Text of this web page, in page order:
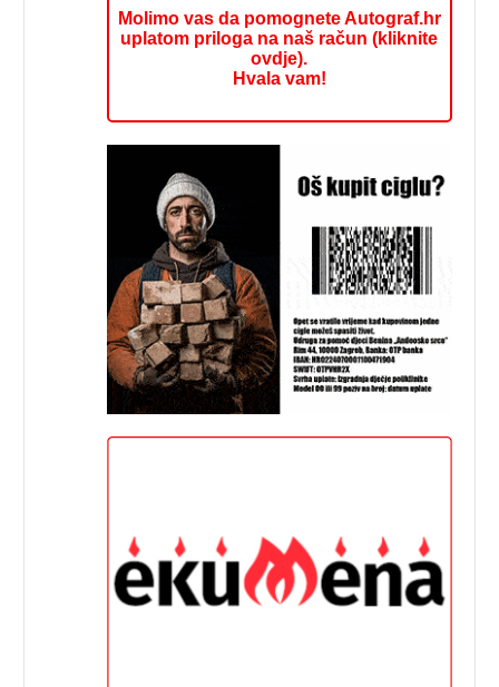
Molimo vas da pomognete Autograf.hr
uplatom priloga na naš račun (kliknite
ovdje).
Hvala vam!